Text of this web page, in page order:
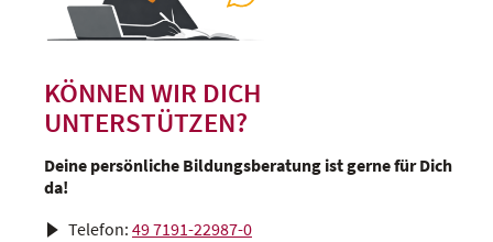
KÖNNEN WIR DICH
UNTERSTÜTZEN?
Deine persönliche Bildungsberatung ist gerne für Dich
da!
Telefon: 49 7191-22987-0